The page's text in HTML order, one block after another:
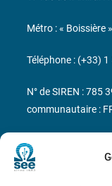
Bicentenaire
Marie
Métro : « Boissière
Téléphone : (+33)
N° de SIREN : 785
communautaire :